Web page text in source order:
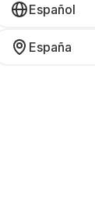
Español
España